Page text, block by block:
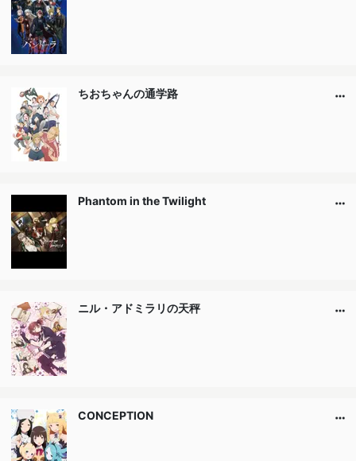
ちおちゃんの通学路
Phantom in the Twilight
ニル・アドミラリの天秤
CONCEPTION